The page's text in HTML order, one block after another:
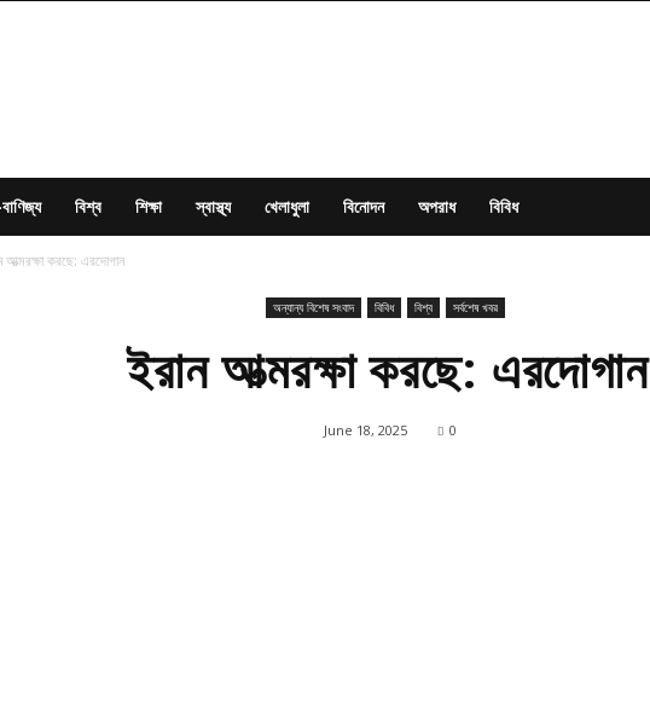
বিশ্ব শিক্ষা স্বাস্থ্য খেলাধুলা বিনোদন অপরাধ বিবিধ
আত্মরক্ষা করছে: এরদোগান
অন্যান্য বিশেষ সংবাদ বিবিধ বিশ্ব সর্বশেষ খবর
ইরান আত্মরক্ষা করছে: এরদোগান
June 18, 2025 0